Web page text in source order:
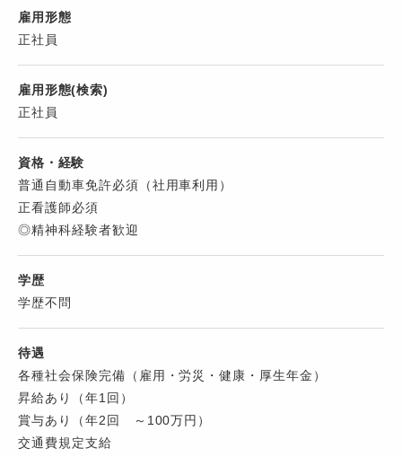
雇用形態
正社員
雇用形態(検索)
正社員
資格・経験
普通自動車免許必須（社用車利用）
正看護師必須
◎精神科経験者歓迎
学歴
学歴不問
待遇
各種社会保険完備（雇用・労災・健康・厚生年金）
昇給あり（年1回）
賞与あり（年2回 ～100万円）
交通費規定支給